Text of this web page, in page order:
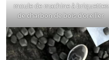
moule de machine à briquettes
de charbon de bois d'oreiller